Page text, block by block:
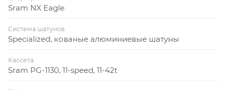
Sram NX Eagle
Система шатунов
Specialized, кованые алюминиевые шатуны
Кассета
Sram PG-1130, 11-speed, 11-42t